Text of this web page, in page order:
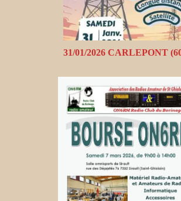
31/01/2026 CARLEPONT